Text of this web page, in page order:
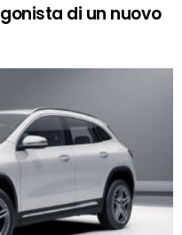
di un nuovo